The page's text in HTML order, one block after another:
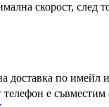
скорост, след
доставка по имейл
е съвместим